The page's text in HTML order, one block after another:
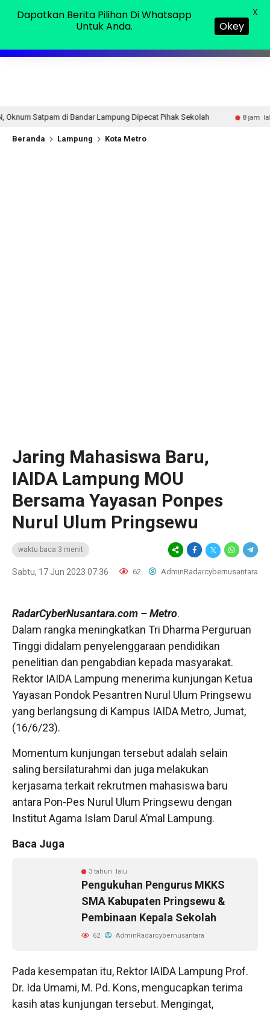
Lampung Dipecat Pihak Sekolah 8 jam lalu Purnama Wulan Sari
Beranda Lampung Kota Metro
Jaring Mahasiswa Baru,
IAIDA Lampung MOU
Bersama Yayasan Ponpes
Nurul Ulum Pringsewu
waktu baca 3 menit
Sabtu, 17 Jun 2023 07:36 62 AdminRadarcybernusantara
RadarCyberNusantara.com – Metro.
Dalam rangka meningkatkan Tri Dharma Perguruan
Tinggi didalam penyelenggaraan pendidikan
penelitian dan pengabdian kepada masyarakat.
Rektor IAIDA Lampung menerima kunjungan Ketua
Yayasan Pondok Pesantren Nurul Ulum Pringsewu
yang berlangsung di Kampus IAIDA Metro, Jumat,
(16/6/23).
Momentum kunjungan tersebut adalah selain
saling bersilaturahmi dan juga melakukan
kerjasama terkait rekrutmen mahasiswa baru
antara Pon-Pes Nurul Ulum Pringsewu dengan
Institut Agama Islam Darul A’mal Lampung.
Baca Juga
3 tahun lalu
Pengukuhan Pengurus MKKS
SMA Kabupaten Pringsewu &
Pembinaan Kepala Sekolah
62 AdminRadarcybernusantara
Pada kesempatan itu, Rektor IAIDA Lampung Prof.
Dr. Ida Umami, M. Pd. Kons, mengucapkan terima
kasih atas kunjungan tersebut. Mengingat,
Dapatkan Berita Pilihan Di Whatsapp
Untuk Anda.
Okey
X